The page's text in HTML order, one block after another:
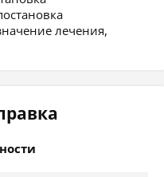
лечения,